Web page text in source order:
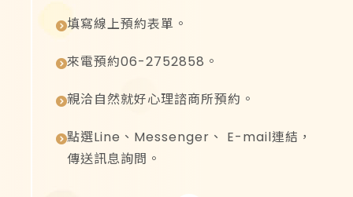
填寫線上預約表單。
來電預約06-2752858。
親洽自然就好心理諮商所預約。
點選Line、Messenger、 E-mail連結，
傳送訊息詢問。